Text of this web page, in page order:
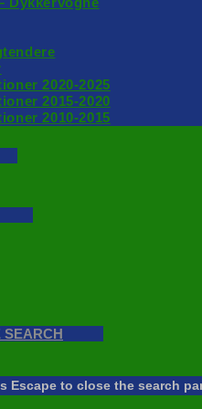
2020-2025
2015-2020
2010-2015
SEARCH
Escape to close the search